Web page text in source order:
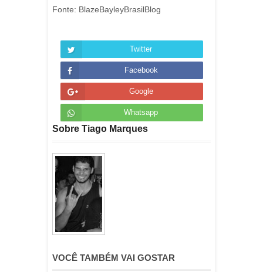
Fonte: BlazeBayleyBrasilBlog
Twitter
Facebook
Google
Whatsapp
Sobre Tiago Marques
VOCÊ TAMBÉM VAI GOSTAR